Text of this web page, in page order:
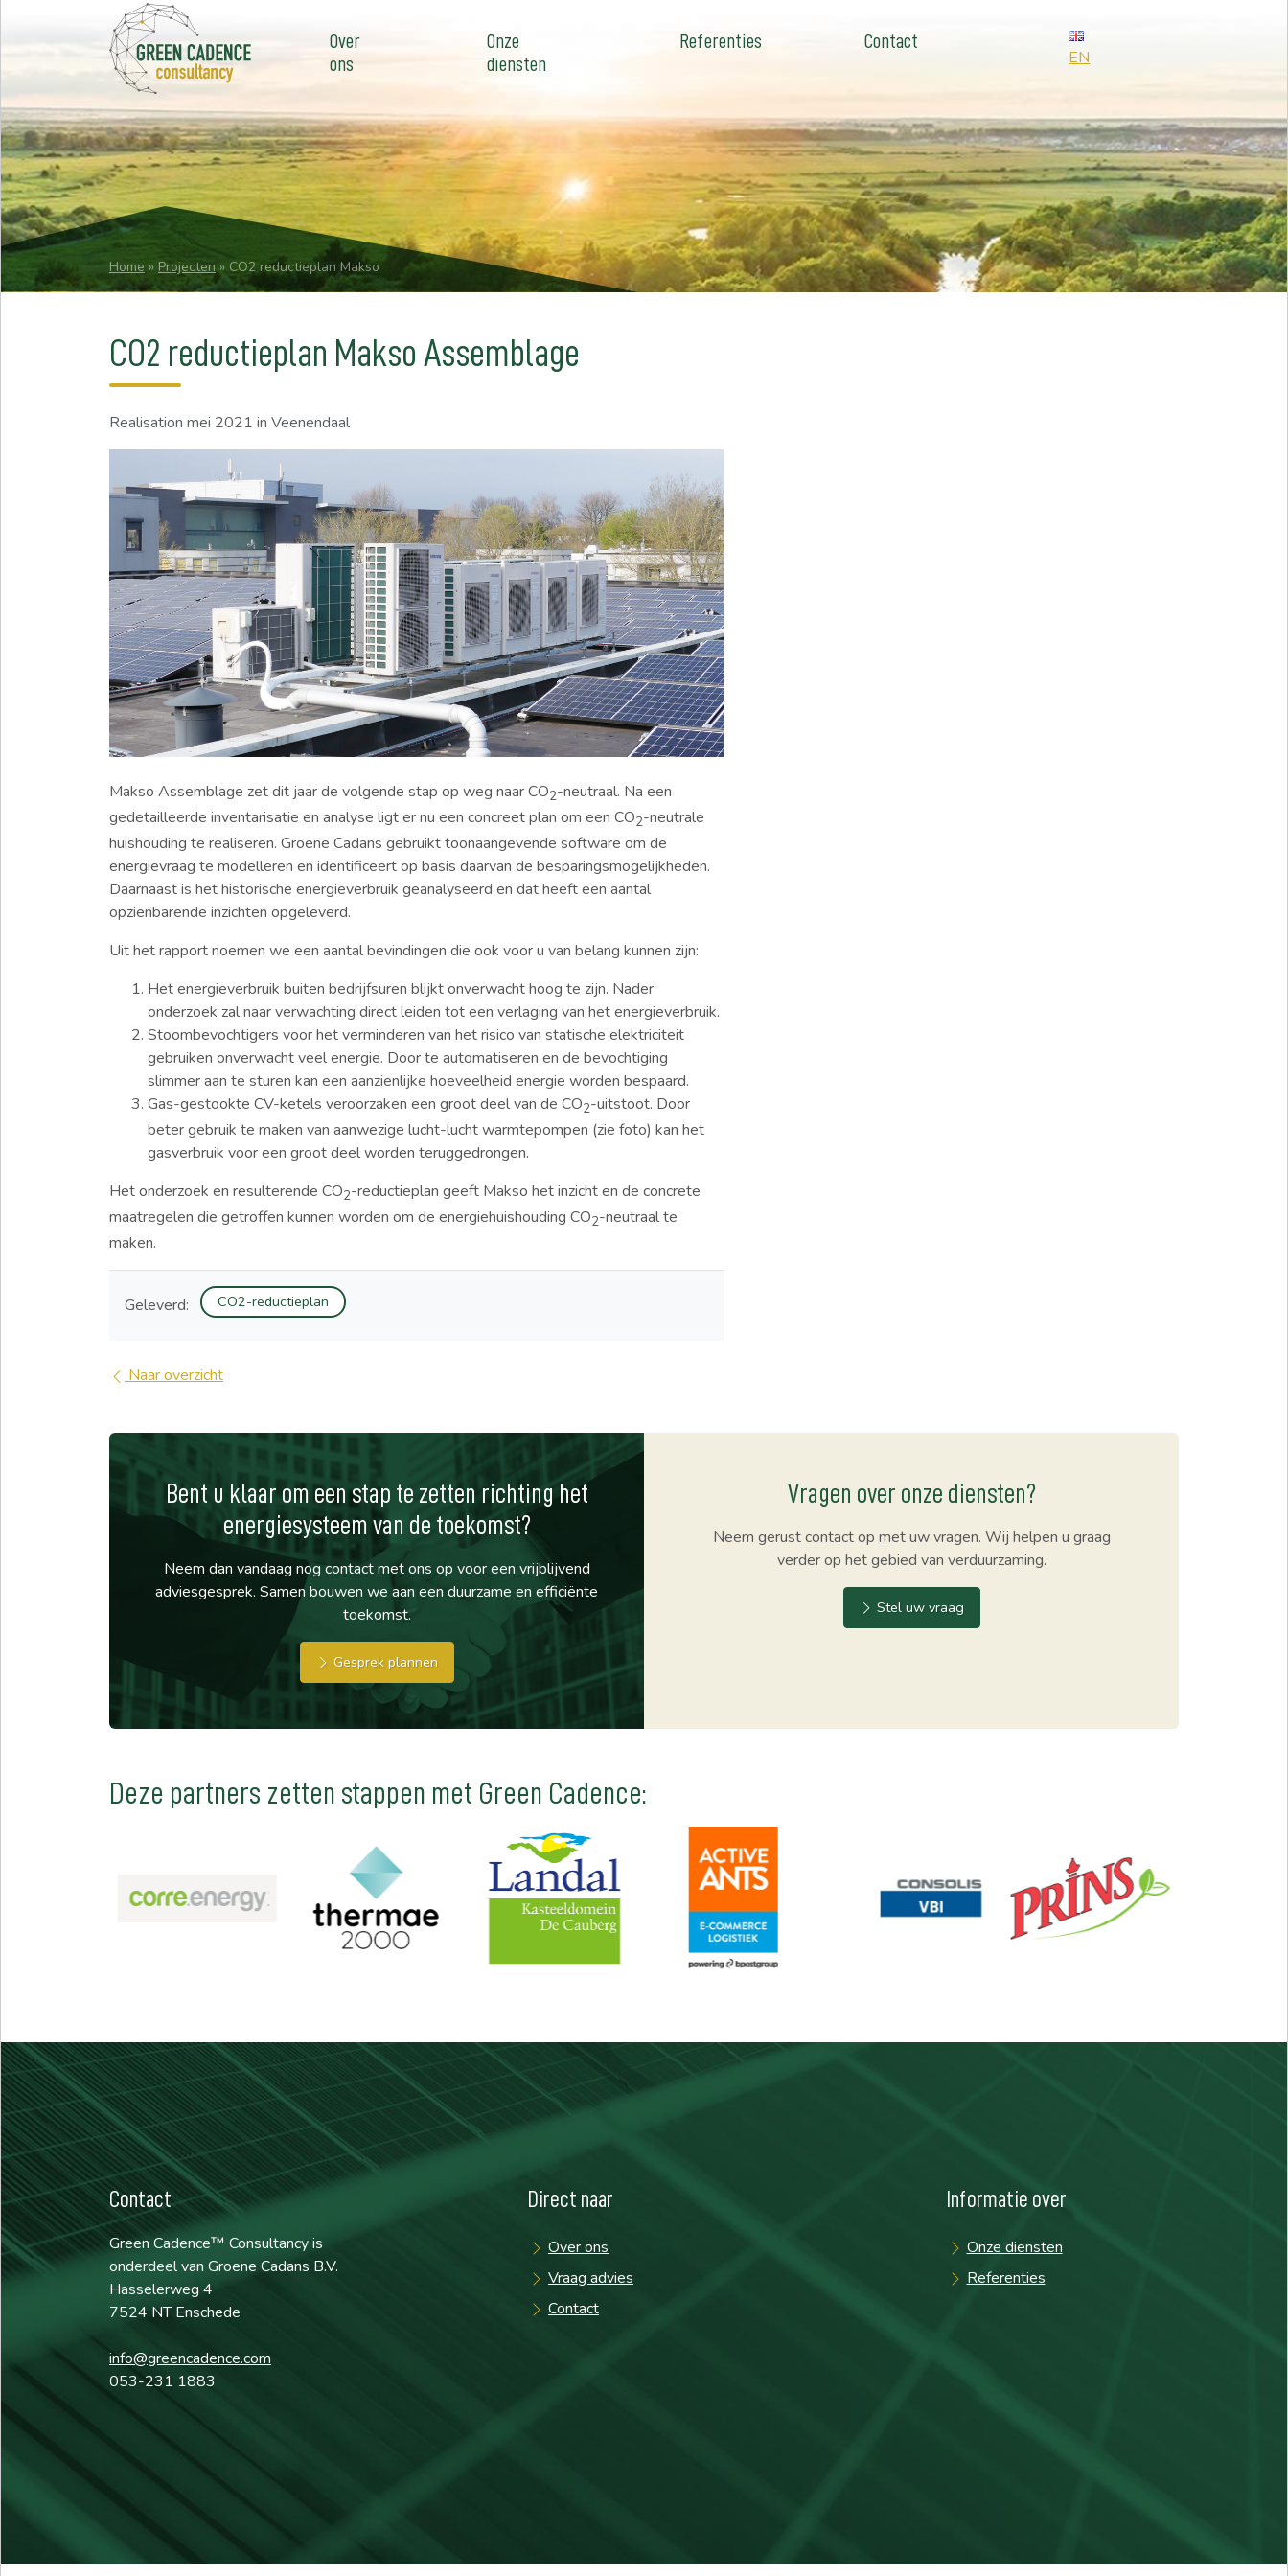
Over
ons
Onze
diensten
Referenties Contact
EN
Home » Projecten» CO2 reductieplan Makso
CO2 reductieplan Makso Assemblage
Realisation mei 2021 in Veenendaal
Makso Assemblage zet dit jaar de volgende stap op weg naar CO2-neutraal. Na een
gedetailleerde inventarisatie en analyse ligt er nu een concreet plan om een CO2-neutrale
huishouding te realiseren. Groene Cadans gebruikt toonaangevende software om de
energievraag te modelleren en identificeert op basis daarvan de besparingsmogelijkheden.
Daarnaast is het historische energieverbruik geanalyseerd en dat heeft een aantal
opzienbarende inzichten opgeleverd.
Uit het rapport noemen we een aantal bevindingen die ook voor u van belang kunnen zijn:
Het energieverbruik buiten bedrijfsuren blijkt onverwacht hoog te zijn. Nader
onderzoek zal naar verwachting direct leiden tot een verlaging van het energieverbruik.
Stoombevochtigers voor het verminderen van het risico van statische elektriciteit
gebruiken onverwacht veel energie. Door te automatiseren en de bevochtiging
slimmer aan te sturen kan een aanzienlijke hoeveelheid energie worden bespaard.
Gas-gestookte CV-ketels veroorzaken een groot deel van de CO2-uitstoot. Door
beter gebruik te maken van aanwezige lucht-lucht warmtepompen (zie foto) kan het
gasverbruik voor een groot deel worden teruggedrongen.
Het onderzoek en resulterende CO2-reductieplan geeft Makso het inzicht en de concrete
maatregelen die getroffen kunnen worden om de energiehuishouding CO2-neutraal te
maken.
Geleverd: CO2-reductieplan
Naar overzicht
Bent u klaar om een stap te zetten richting het
energiesysteem van de toekomst?
Neem dan vandaag nog contact met ons op voor een vrijblijvend
adviesgesprek. Samen bouwen we aan een duurzame en efficiënte
toekomst.
Gesprek plannen
Vragen over onze diensten?
Neem gerust contact op met uw vragen. Wij helpen u graag
verder op het gebied van verduurzaming.
Stel uw vraag
Deze partners zetten stappen met Green Cadence:
Contact
Green Cadence™ Consultancy is
onderdeel van Groene Cadans B.V.
Hasselerweg 4
7524 NT Enschede
info@greencadence.com
053-231 1883
Direct naar
Over ons
Vraag advies
Contact
Informatie over
Onze diensten
Referenties